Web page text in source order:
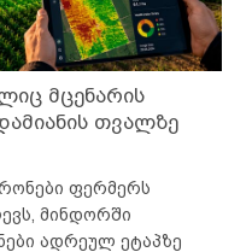
მცენარის
თვალზე
ფერმერს
მინდორში
ადრეულ ეტაპზე